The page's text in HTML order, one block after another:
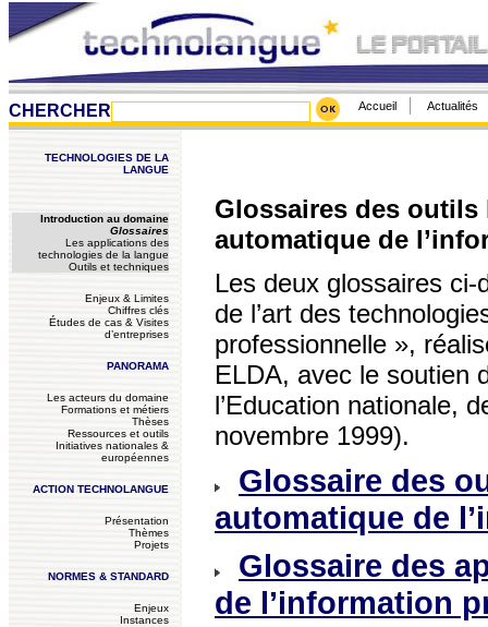
CHERCHER Accueil Actualités
TECHNOLOGIES DE LA
LANGUE
Introduction au domaine
Glossaires
Les applications des
technologies de la langue
Outils et techniques
Enjeux & Limites
Chiffres clés
Études de cas & Visites
d’entreprises
PANORAMA
Les acteurs du domaine
Formations et métiers
Thèses
Ressources et outils
Initiatives nationales &
européennes
ACTION TECHNOLANGUE
Présentation
Thèmes
Projets
NORMES & STANDARD
Enjeux
Instances
Glossaires des
automatique de
Les deux glossaires ci-
de l’art des
professionnelle »,
ELDA, avec le soutien
l’Education nationale,
novembre 1999).
Glossaire des
automatique de
Glossaire des
de l’information